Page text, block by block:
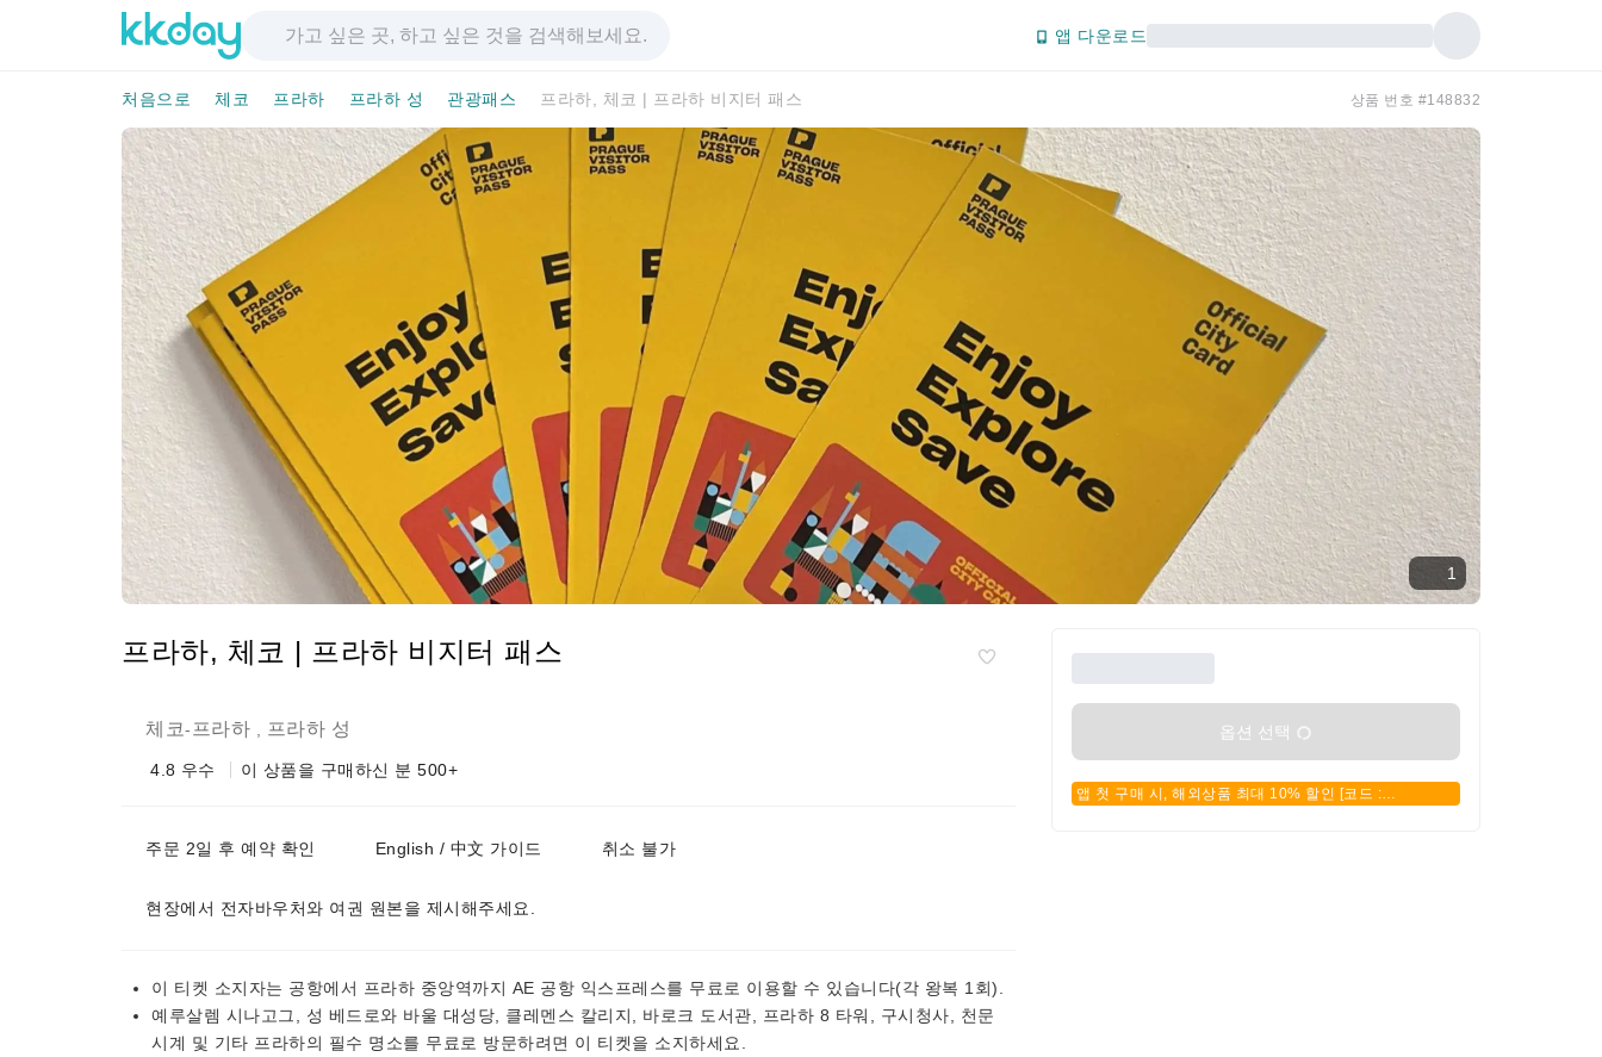
앱 다운로드
처음으로 체코 프라하 프라하 성 관광패스 프라하, 체코 | 프라하 비지터 패스 상품 번호 #148832
1
프라하, 체코 | 프라하 비지터 패스
체코- 프라하 프라하 성
4.8 우수 이 상품을 구매하신 분 500+
주문 2일 후 예약 확인 English / 中文 가이드 취소 불가
현장에서 전자바우처와 여권 원본을 제시해주세요.
이 티켓 소지자는 공항에서 프라하 중앙역까지 AE 공항 익스프레스를 무료로 이용할 수 있습니다(각 왕복 1회).
예루살렘 시나고그, 성 베드로와 바울 대성당, 클레멘스 칼리지, 바로크 도서관, 프라하 8 타워, 구시청사, 천문
시계 및 기타 프라하의 필수 명소를 무료로 방문하려면 이 티켓을 소지하세요.
옵션 선택
앱 첫 구매 시, 해외상품 최대 10% 할인 [코드 :